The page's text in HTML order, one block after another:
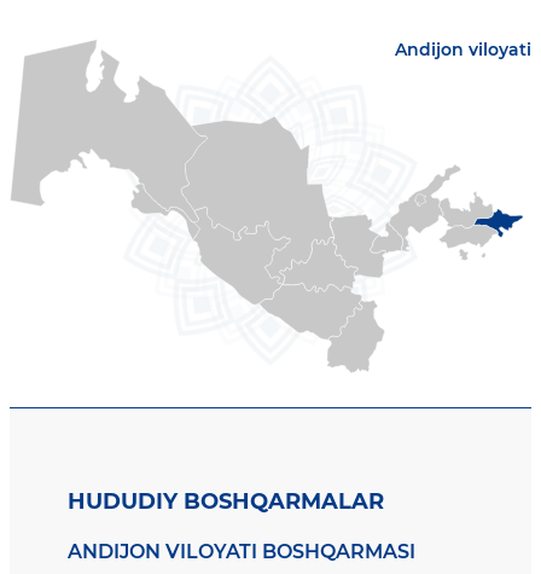
Andijon viloyati
HUDUDIY BOSHQARMALAR
ANDIJON VILOYATI BOSHQARMASI